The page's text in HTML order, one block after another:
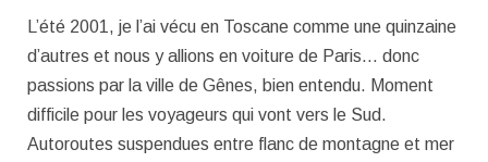
L’été 2001, je l’ai vécu en Toscane comme une quinzaine
d’autres et nous y allions en voiture de Paris… donc
passions par la ville de Gênes, bien entendu. Moment
difficile pour les voyageurs qui vont vers le Sud.
Autoroutes suspendues entre flanc de montagne et mer